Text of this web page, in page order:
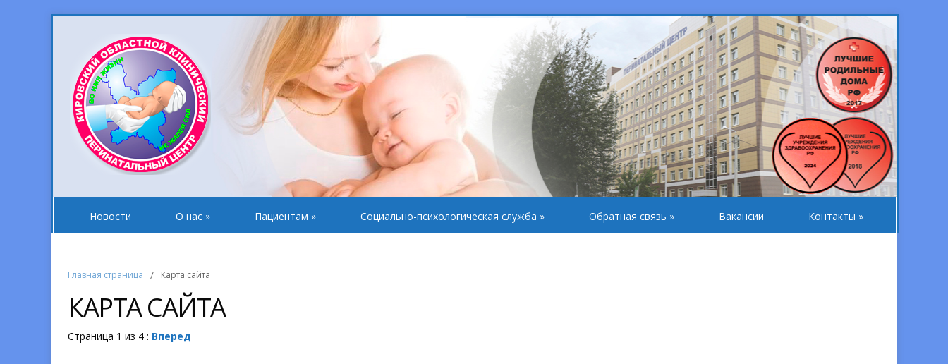
Новости О нас » Пациентам » Социально-психологическая служба » Обратная связь » Вакансии Контакты »
Главная страница / Карта сайта
КАРТА САЙТА
Страница 1 из 4 : Вперед